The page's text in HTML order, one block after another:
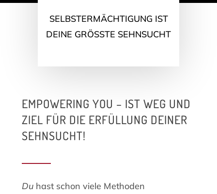
SELBSTERMÄCHTIGUNG IST
DEINE GRÖSSTE SEHNSUCHT
EMPOWERING YOU – IST WEG UND
ZIEL FÜR DIE ERFÜLLUNG DEINER
SEHNSUCHT!
Duhast schon viele Methoden